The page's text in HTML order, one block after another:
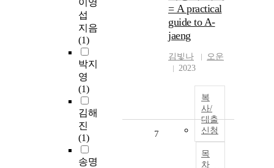
이영
섭
지음
(1)
박지
영
(1)
김해
진
(1)
송명
= A practical
guide to A-
jaeng
김빛나
오운
2023
복
사/
대출
신청
목
차
7